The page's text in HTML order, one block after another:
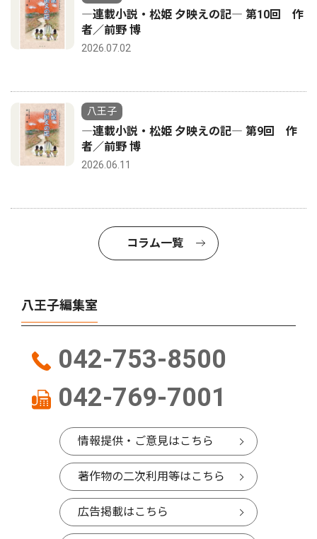
―連載小説・松姫 夕映えの記― 第10回 作
者／前野 博
2026.07.02
八王子
―連載小説・松姫 夕映えの記― 第9回 作
者／前野 博
2026.06.11
コラム一覧
八王子編集室
042-753-8500
042-769-7001
情報提供・ご意見はこちら
著作物の二次利用等はこちら
広告掲載はこちら